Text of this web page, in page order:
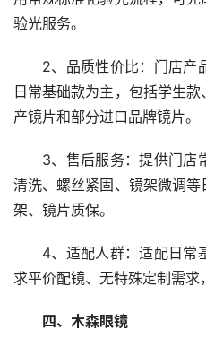
验光服务。
2、品质性价比：门店产
日常基础款为主，包括学生
产镜片和部分进口品牌镜片。
3、售后服务：提供门店
清洗、螺丝紧固、镜架微调
架、镜片质保。
4、适配人群：适配日常
求平价配镜、无特殊定制需求
四、木森眼镜